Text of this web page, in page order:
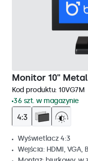
Monitor 10"
Kod produktu: 10VG7M
36 szt. w magazynie
Wyświetlacz 4:3
Wejścia: HDMI, VGA,